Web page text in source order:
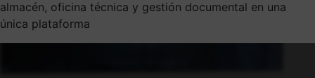
almacén, oficina técnica y gestión documental en una
única plataforma